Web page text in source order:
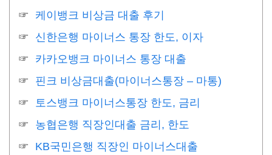
케이뱅크 비상금 대출 후기
신한은행 마이너스 통장 한도, 이자
카카오뱅크 마이너스 통장 대출
핀크 비상금대출(마이너스통장 – 마통)
토스뱅크 마이너스통장 한도, 금리
농협은행 직장인대출 금리, 한도
KB국민은행 직장인 마이너스대출